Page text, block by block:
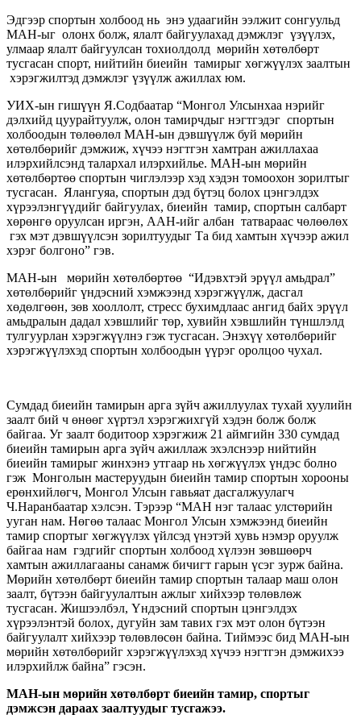
Эдгээр спортын холбоод нь энэ удаагийн ээлжит сонгуульд
МАН-ыг олонх болж, ялалт байгуулахад дэмжлэг үзүүлэх,
улмаар ялалт байгуулсан тохиолдолд мөрийн хөтөлбөрт
тусгасан спорт, нийтийн биеийн тамирыг хөгжүүлэх заалтын
хэрэгжилтэд дэмжлэг үзүүлж ажиллах юм.
УИХ-ын гишүүн Я.Содбаатар “Монгол Улсынхаа нэрийг
дэлхийд цуурайтуулж, олон тамирчдыг нэгтгэдэг спортын
холбоодын төлөөлөл МАН-ын дэвшүүлж буй мөрийн
хөтөлбөрийг дэмжиж, хүчээ нэгтгэн хамтран ажиллахаа
илэрхийлсэнд талархал илэрхийлье. МАН-ын мөрийн
хөтөлбөртөө спортын чиглэлээр хэд хэдэн томоохон зорилтыг
тусгасан. Ялангуяа, спортын дэд бүтэц болох цэнгэлдэх
хүрээлэнгүүдийг байгуулах, биеийн тамир, спортын салбарт
хөрөнгө оруулсан иргэн, ААН-ийг албан татвараас чөлөөлөх
гэх мэт дэвшүүлсэн зорилтуудыг Та бид хамтын хүчээр ажил
хэрэг болгоно” гэв.
МАН-ын мөрийн хөтөлбөртөө “Идэвхтэй эрүүл амьдрал”
хөтөлбөрийг үндэсний хэмжээнд хэрэгжүүлж, дасгал
хөдөлгөөн, зөв хооллолт, стресс бухимдлаас ангид байх эрүүл
амьдралын дадал хэвшлийг төр, хувийн хэвшлийн түншлэлд
тулгуурлан хэрэгжүүлнэ гэж тусгасан. Энэхүү хөтөлбөрийг
хэрэгжүүлэхэд спортын холбоодын үүрэг оролцоо чухал.
Сумдад биеийн тамирын арга зүйч ажиллуулах тухай хуулийн
заалт бий ч өнөөг хүртэл хэрэгжихгүй хэдэн болж болж
байгаа. Уг заалт бодитоор хэрэгжиж 21 аймгийн 330 сумдад
биеийн тамирын арга зүйч ажиллаж эхэлснээр нийтийн
биеийн тамирыг жинхэнэ утгаар нь хөгжүүлэх үндэс болно
гэж Монголын мастеруудын биеийн тамир спортын хорооны
ерөнхийлөгч, Монгол Улсын гавьяат дасгалжуулагч
Ч.Наранбаатар хэлсэн. Тэрээр “МАН нэг талаас улстөрийн
ууган нам. Нөгөө талаас Монгол Улсын хэмжээнд биеийн
тамир спортыг хөгжүүлэх үйлсэд үнэтэй хувь нэмэр оруулж
байгаа нам гэдгийг спортын холбоод хүлээн зөвшөөрч
хамтын ажиллагааны санамж бичигт гарын үсэг зурж байна.
Мөрийн хөтөлбөрт биеийн тамир спортын талаар маш олон
заалт, бүтээн байгуулалтын ажлыг хийхээр төлөвлөж
тусгасан. Жишээлбэл, Үндэсний спортын цэнгэлдэх
хүрээлэнтэй болох, дугуйн зам тавих гэх мэт олон бүтээн
байгуулалт хийхээр төлөвлөсөн байна. Тиймээс бид МАН-ын
мөрийн хөтөлбөрийг хэрэгжүүлэхэд хүчээ нэгтгэн дэмжихээ
илэрхийлж байна” гэсэн.
МАН-ын мөрийн хөтөлбөрт биеийн тамир, спортыг
дэмжсэн дараах заалтуудыг тусгажээ.